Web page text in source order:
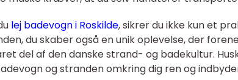
lej badevogn i Roskilde, sikrer du ikke kun et
du skaber også en unik oplevelse, der
del af den danske strand- og badekultur.
og stranden omkring dig ren og